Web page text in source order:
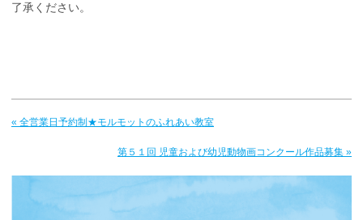
了承ください。
« 全営業日予約制★モルモットのふれあい教室
第５１回 児童および幼児動物画コンクール作品募集 »